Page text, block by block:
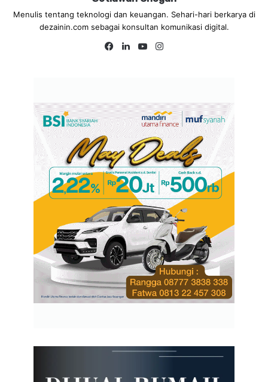
Menulis tentang teknologi dan keuangan. Sehari-hari berkarya di
dezainin.com sebagai konsultan komunikasi digital.
Fa
Lin
Yo